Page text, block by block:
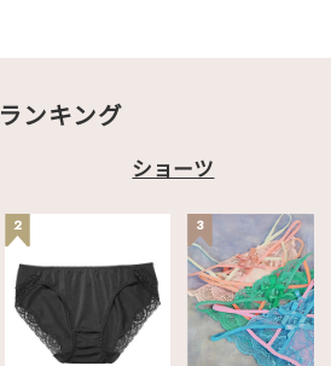
ランキング
ショーツ
2 3